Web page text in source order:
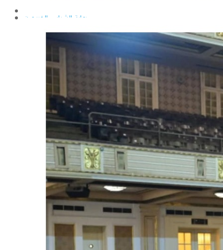
رعاية الشباب والخريجون
رعاية الشباب
الخدمات التى تقدمها الإدارة
كيفية مشاركة الطالب فى النشاط
مستشارى لجان الإتحاد
تليفونات تهمك
الجوائز والمراكز خلال العام الجامعى 2019-2020
الأنشطة الطلابية
2016-2017
2017-2018
2019-2020
2020-2021
الخريجون
ملتقى الخريجين
خريجى الكلية
المستندات المطلوبة لاستخراج شهادات التخرج